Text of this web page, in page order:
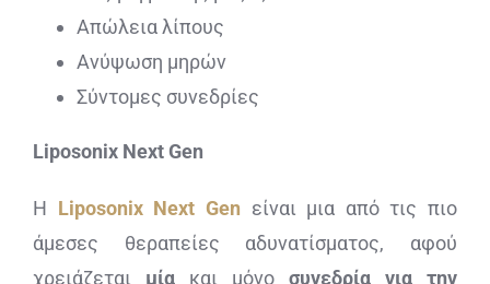
Απώλεια λίπους
Ανύψωση μηρών
Σύντομες συνεδρίες
Liposonix Next Gen
H Liposonix Next Gen είναι μια από τις πιο
άμεσες θεραπείες αδυνατίσματος, αφού
χρειάζεται μία και μόνοσυνεδρία για την